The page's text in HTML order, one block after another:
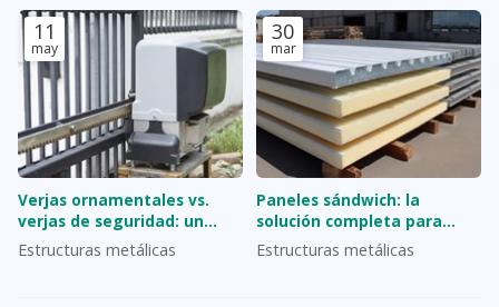
11
may
Verjas ornamentales vs.
verjas de seguridad: un
equilibrio entre belleza y
protección
Estructuras metálicas
30
mar
Paneles sándwich: la
solución completa para
cubiertas y fachadas
eficientes
Estructuras metálicas